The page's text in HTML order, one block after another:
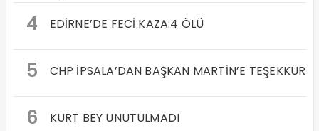
4 EDİRNE’DE FECİ KAZA:4 ÖLÜ
5 CHP İPSALA’DAN BAŞKAN MARTİN’E TEŞEKKÜR
6 KURT BEY UNUTULMADI